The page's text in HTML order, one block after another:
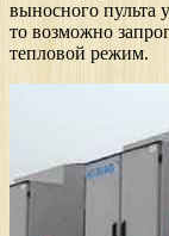
выносного пульта
то возможно
тепловой режим.